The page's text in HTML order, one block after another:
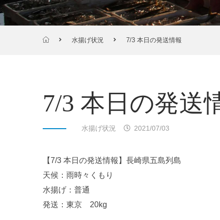
水揚げ状況 7/3 本日の発送情報
7/3 本日の発送
水揚げ状況 2021/07/03
【7/3 本日の発送情報】長崎県五島列島
天候：雨時々くもり
水揚げ：普通
発送：東京 20kg